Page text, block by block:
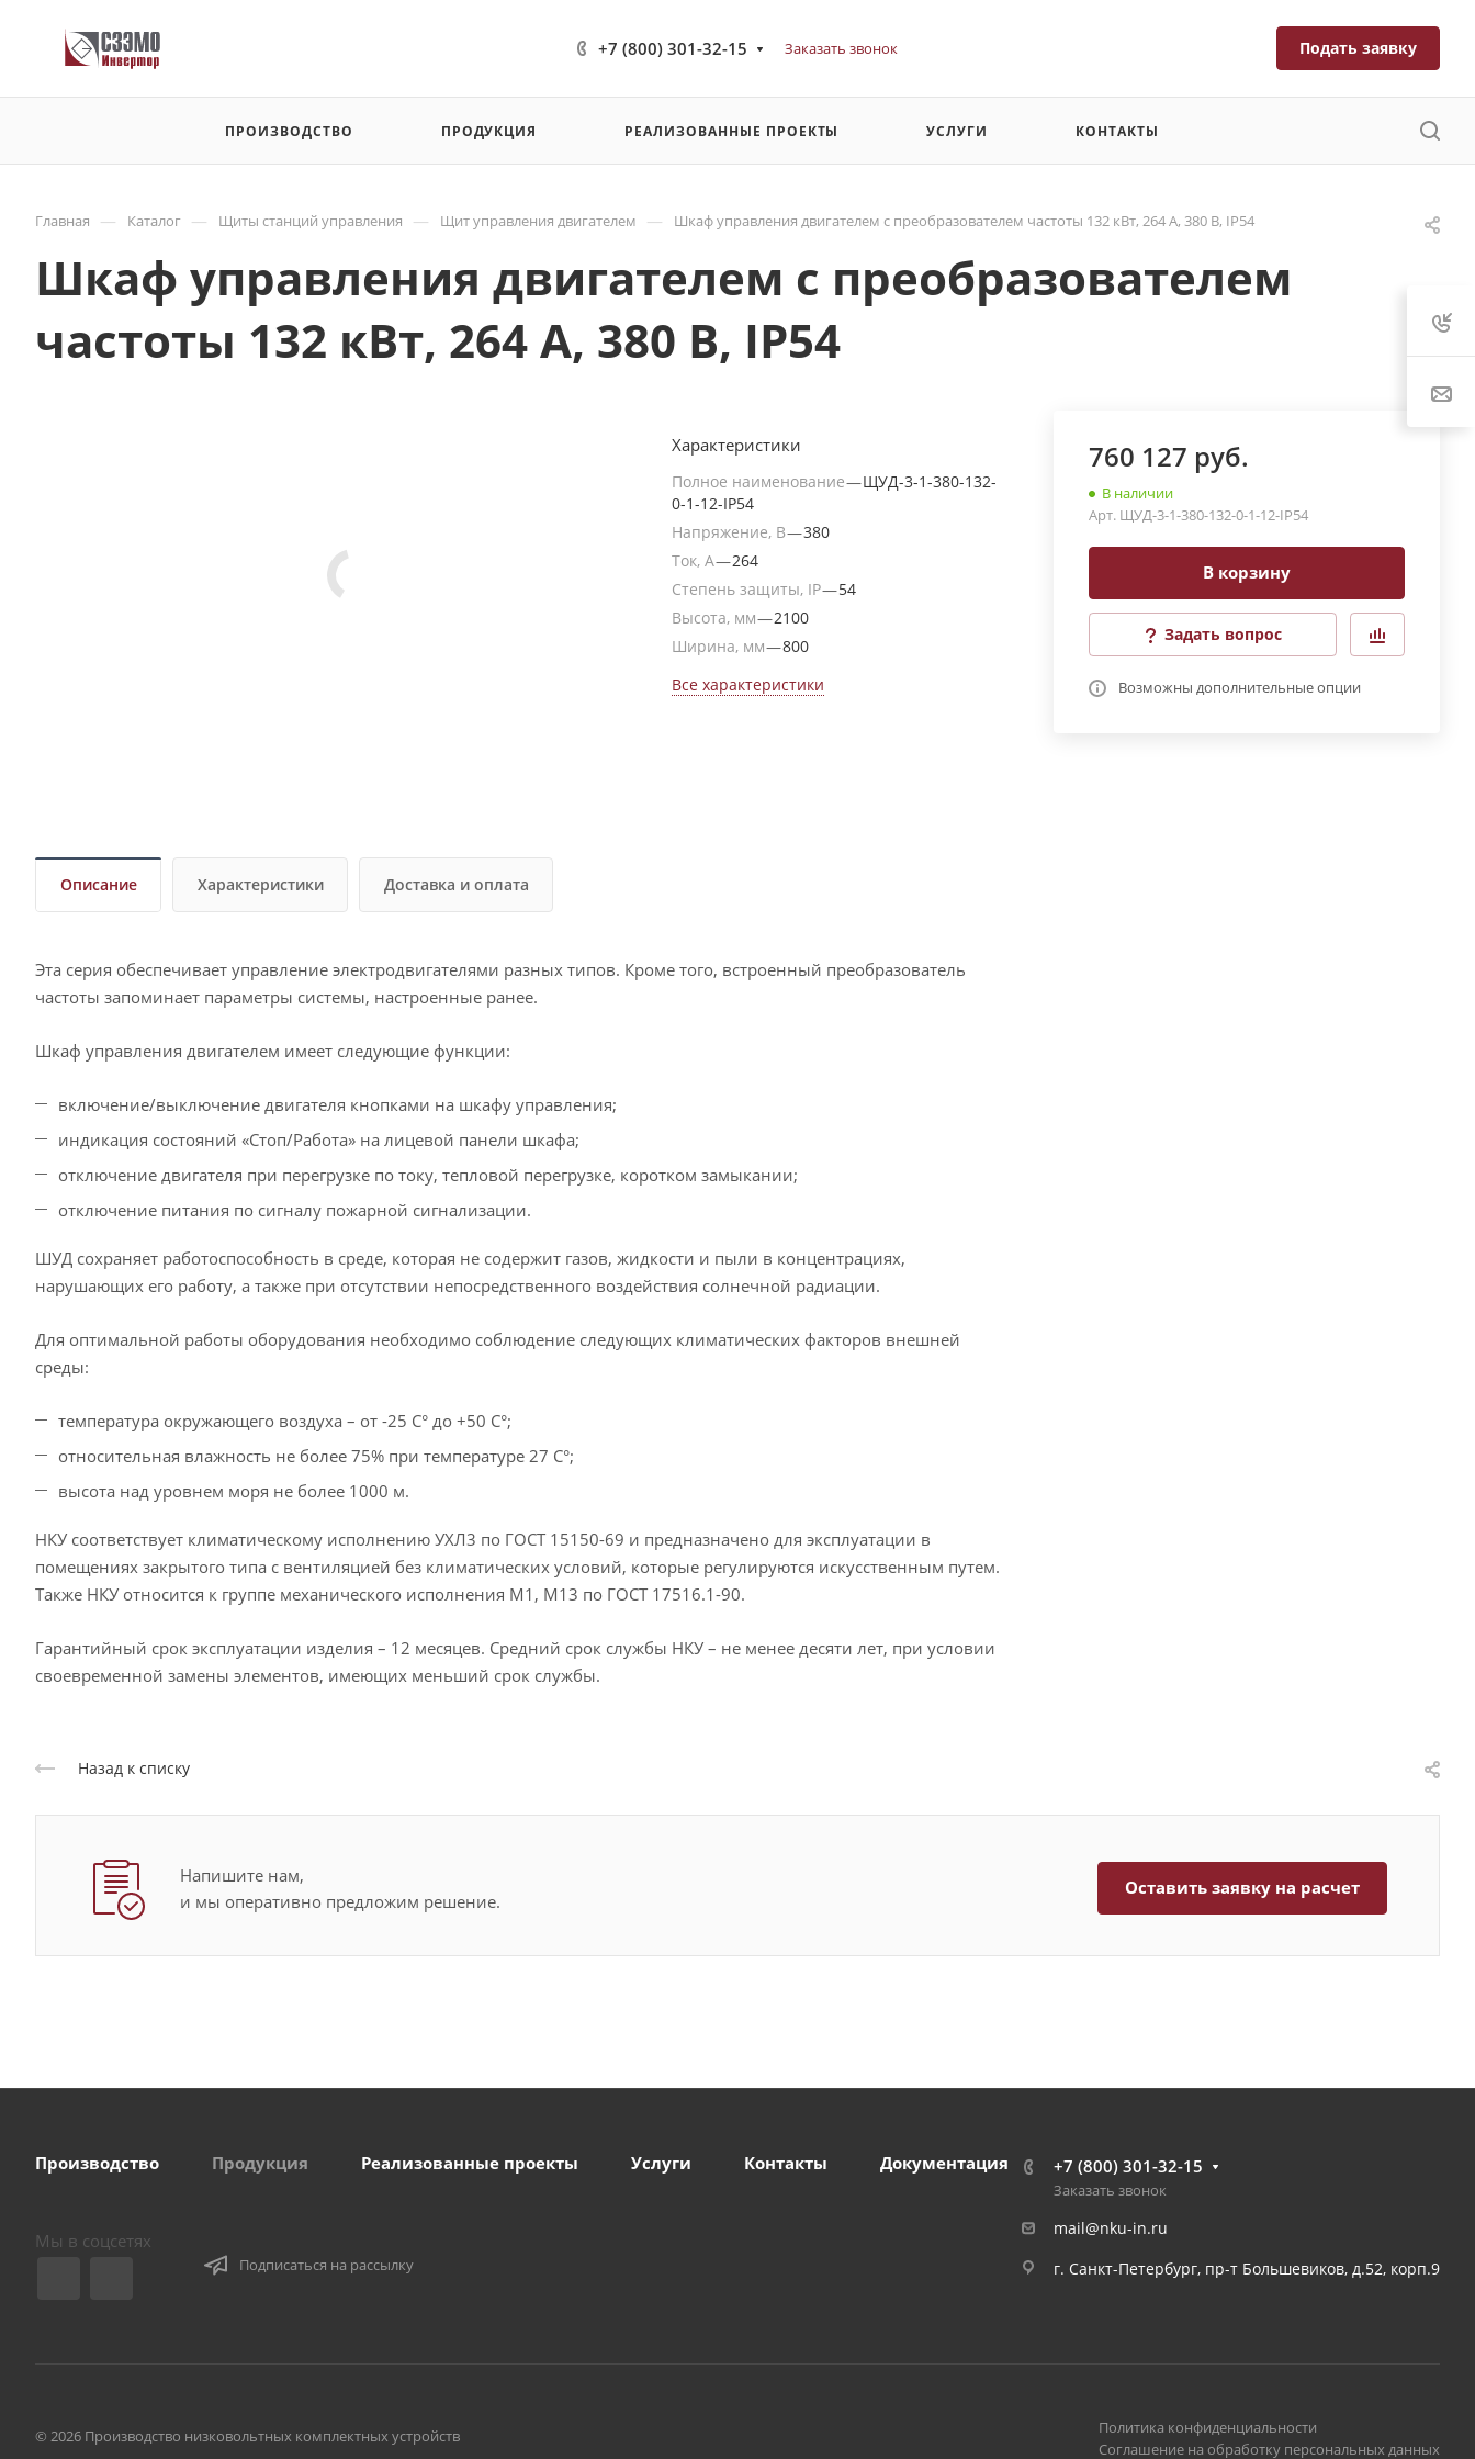
+7 (800) 301-32-15 Заказать звонок Подать заявку
ПРОИЗВОДСТВО ПРОДУКЦИЯ РЕАЛИЗОВАННЫЕ ПРОЕКТЫ УСЛУГИ КОНТАКТЫ
Главная — Каталог — Щиты станций управления — Щит управления двигателем — Шкаф управления двигателем с преобразователем частоты 132 кВт, 264 А, 380 В, IP54
Шкаф управления двигателем с преобразователем
частоты 132 кВт, 264 А, 380 В, IP54
760 127 руб.
В наличии
Арт. ЩУД-3-1-380-132-0-1-12-IP54
В корзину
Задать вопрос
Возможны дополнительные опции
Характеристики
Полное наименование—ЩУД-3-1-380-132-
0-1-12-IP54
Напряжение, В—380
Ток, А—264
Степень защиты, IP—54
Высота, мм—2100
Ширина, мм—800
Все характеристики
Описание Характеристики Доставка и оплата
Эта серия обеспечивает управление электродвигателями разных типов. Кроме того, встроенный преобразователь
частоты запоминает параметры системы, настроенные ранее.
Шкаф управления двигателем имеет следующие функции:
включение/выключение двигателя кнопками на шкафу управления;
индикация состояний «Стоп/Работа» на лицевой панели шкафа;
отключение двигателя при перегрузке по току, тепловой перегрузке, коротком замыкании;
отключение питания по сигналу пожарной сигнализации.
ШУД сохраняет работоспособность в среде, которая не содержит газов, жидкости и пыли в концентрациях,
нарушающих его работу, а также при отсутствии непосредственного воздействия солнечной радиации.
Для оптимальной работы оборудования необходимо соблюдение следующих климатических факторов внешней
среды:
температура окружающего воздуха – от -25 С° до +50 С°;
относительная влажность не более 75% при температуре 27 С°;
высота над уровнем моря не более 1000 м.
НКУ соответствует климатическому исполнению УХЛ3 по ГОСТ 15150-69 и предназначено для эксплуатации в
помещениях закрытого типа с вентиляцией без климатических условий, которые регулируются искусственным путем.
Также НКУ относится к группе механического исполнения М1, М13 по ГОСТ 17516.1-90.
Гарантийный срок эксплуатации изделия – 12 месяцев. Средний срок службы НКУ – не менее десяти лет, при условии
своевременной замены элементов, имеющих меньший срок службы.
Назад к списку
Напишите нам,
и мы оперативно предложим решение.
Оставить заявку на расчет
Производство Продукция Реализованные проекты Услуги Контакты Документация
Мы в соцсетях
Подписаться на рассылку
+7 (800) 301-32-15
Заказать звонок
mail@nku-in.ru
г. Санкт-Петербург, пр-т Большевиков, д.52, корп.9
© 2026 Производство низковольтных комплектных устройств
Политика конфиденциальности
Соглашение на обработку персональных данных